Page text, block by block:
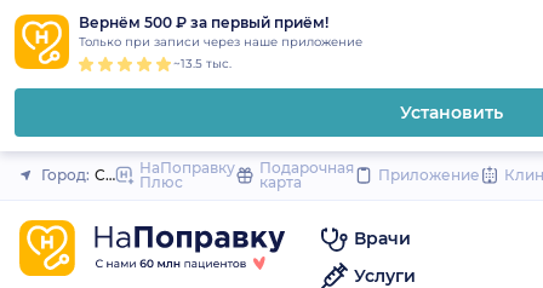
Вернём 500 ₽ за первый приём!
Только при записи через наше приложение
~13.5 тыс.
Установить
Закрыть
Город: Санкт-Петербург
НаПоправку
Плюс
Подарочная
карта
Приложение
Врачи
Услуги